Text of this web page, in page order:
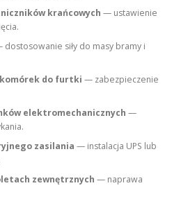
krańcowych — ustawienie
dostosowanie siły do masy bramy i
do furtki — zabezpieczenie
elektromechanicznych —
zasilania — instalacja UPS lub
zewnętrznych — naprawa